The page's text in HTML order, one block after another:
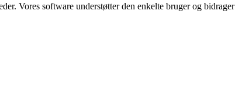
Vores software understøtter den enkelte bruger og bidrager